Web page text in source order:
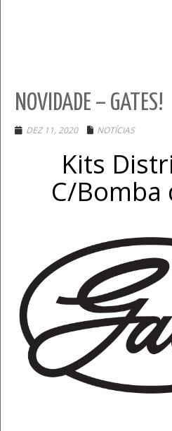
NOVIDADE – GATES!
DEZ 11, 2020 NOTÍCIAS
Kits
C/Bomba